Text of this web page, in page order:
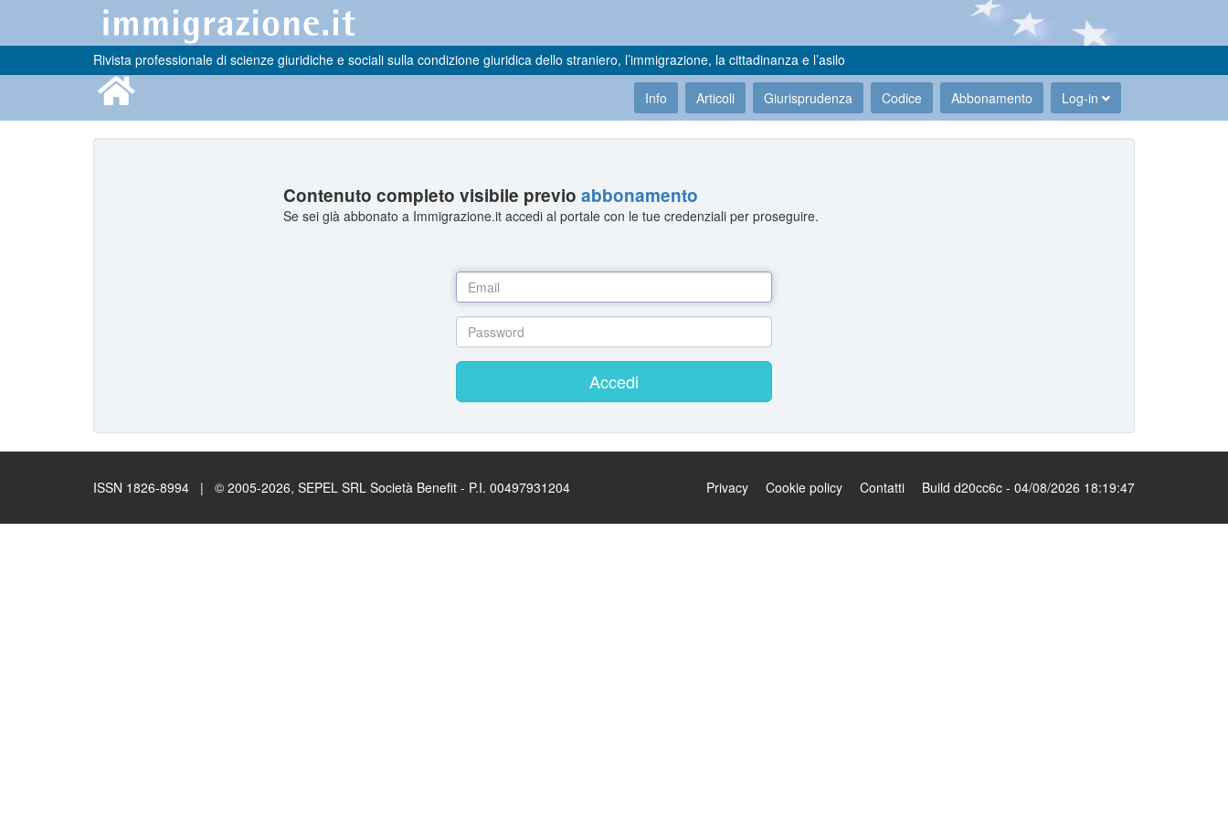
Rivista professionale di scienze giuridiche e sociali sulla condizione giuridica dello straniero, l’immigrazione, la cittadinanza e l’asilo
Info Articoli Giurisprudenza Codice Abbonamento Log-in
Contenuto completo visibile previoabbonamento
Se sei già abbonato a Immigrazione.it accedi al portale con le tue credenziali per proseguire.
Accedi
ISSN 1826-8994 | © 2005-2026, SEPEL SRL Società Benefit - P.I. 00497931204 Privacy Cookie policy Contatti Build d20cc6c - 04/08/2026 18:19:47